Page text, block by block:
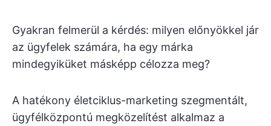
Gyakran felmerül a kérdés: milyen előnyökkel jár
az ügyfelek számára, ha egy márka
mindegyiküket másképp célozza meg?
A hatékony életciklus-marketing szegmentált,
ügyfélközpontú megközelítést alkalmaz a